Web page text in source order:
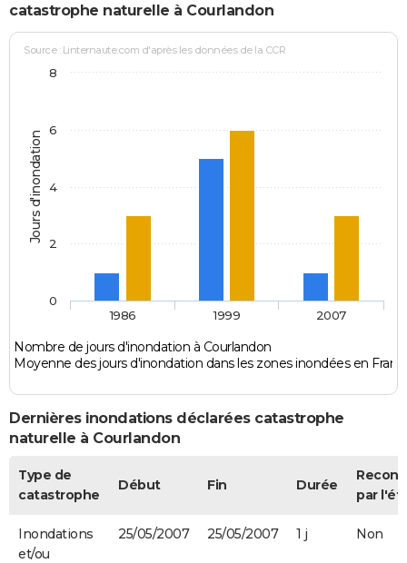
catastrophe naturelle à Courlandon
Jours d'inondation
Source : Linternaute.com d'après les données de la CCR
Nombre de jours d'inondation à Courlandon
Moyenne des jours d'inondation dans les zones inondées en
1986 1999 2007
0
2
4
6
8
Dernières inondations déclarées catastrophe
naturelle à Courlandon
Type de
catastrophe
Début Fin Durée
par
Inondations
et/ou
25/05/2007 25/05/2007 1 j Non